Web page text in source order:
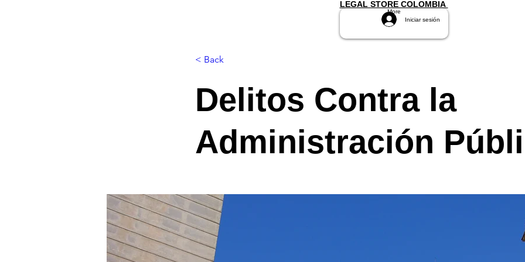
LEGAL STORE COLOMBIA
More
Iniciar sesión
< Back
Delitos Contra la
Administración